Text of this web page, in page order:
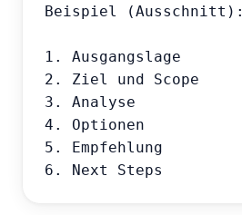
Beispiel (Ausschnitt):
1. Ausgangslage
2. Ziel und Scope
3. Analyse
4. Optionen
5. Empfehlung
6. Next Steps